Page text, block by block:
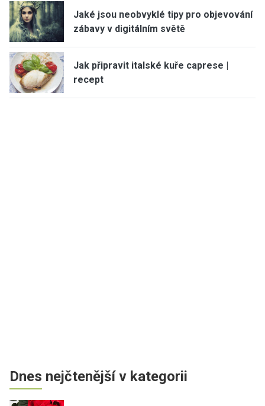
Jaké jsou neobvyklé tipy pro objevování
zábavy v digitálním světě
Jak připravit italské kuře caprese |
recept
Dnes nejčtenější v kategorii